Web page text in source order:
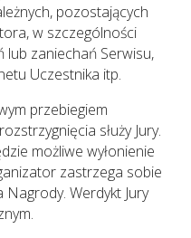
pozostających
w szczególności
lub zaniechań Serwisu,
Uczestnika itp.
przebiegiem
służy Jury.
możliwe wyłonienie
zastrzega sobie
Werdykt Jury